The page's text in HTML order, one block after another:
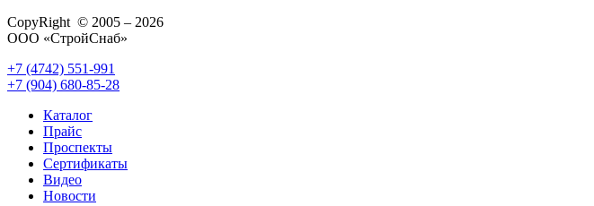
CopyRight © 2005 – 2026
ООО «СтройСнаб»
+7 (4742) 551-991
+7 (904) 680-85-28
Каталог
Прайс
Проспекты
Сертификаты
Видео
Новости